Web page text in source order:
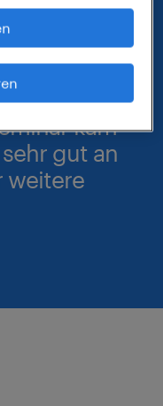
kam
gut an
weitere